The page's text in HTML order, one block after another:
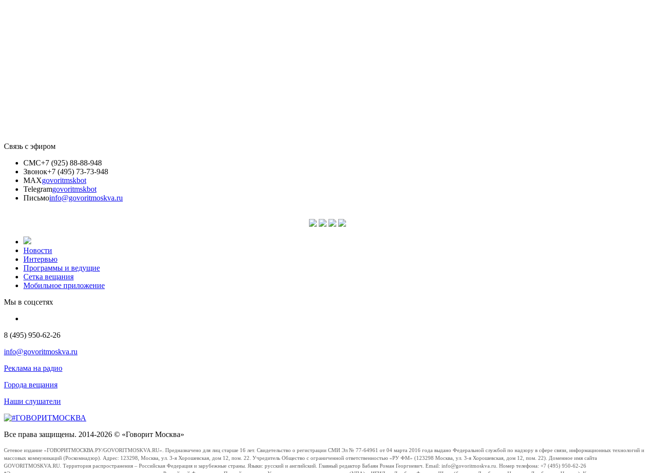
Связь с эфиром
СМС+7 (925) 88-88-948
Звонок+7 (495) 73-73-948
MAXgovoritmskbot
Telegramgovoritmskbot
Письмоinfo@govoritmoskva.ru
Новости
Интервью
Программы и ведущие
Сетка вещания
Мобильное приложение
Мы в соцсетях
8 (495) 950-62-26
info@govoritmoskva.ru
Реклама на радио
Города вещания
Наши слушатели
Все права защищены. 2014-2026 © «Говорит Москва»
Сетевое издание «ГОВОРИТМОСКВА.РУ/GOVORITMOSKVA.RU». Предназначено для лиц старше 16 лет. Свидетельство о регистрации СМИ Эл № 77-64961 от 04 марта 2016 года выдано Федеральной службой по надзору в сфере связи, информационных технологий и
массовых коммуникаций (Роскомнадзор). Адрес: 123298, Москва, ул. 3-я Хорошевская, дом 12, пом. 22. Учредитель Общество с ограниченной ответственностью «РУ ФМ» (123298 Москва, ул. 3-я Хорошевская, дом 12, пом. 22). Доменное имя сайта
GOVORITMOSKVA.RU. Территория распространения – Российская Федерация и зарубежные страны. Языки: русский и английский. Главный редактор Бабаян Роман Георгиевич. Email: info@govoritmoskva.ru. Номер телефона: +7 (495) 950-62-26